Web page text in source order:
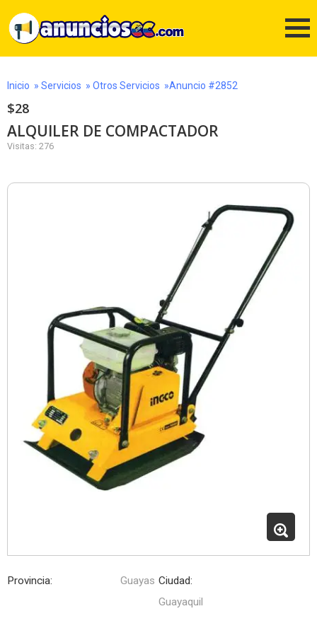
Inicio » Servicios » Otros Servicios »Anuncio #2852
$28
ALQUILER DE COMPACTADOR
Visitas: 276
Provincia: Guayas Ciudad:
Guayaquil